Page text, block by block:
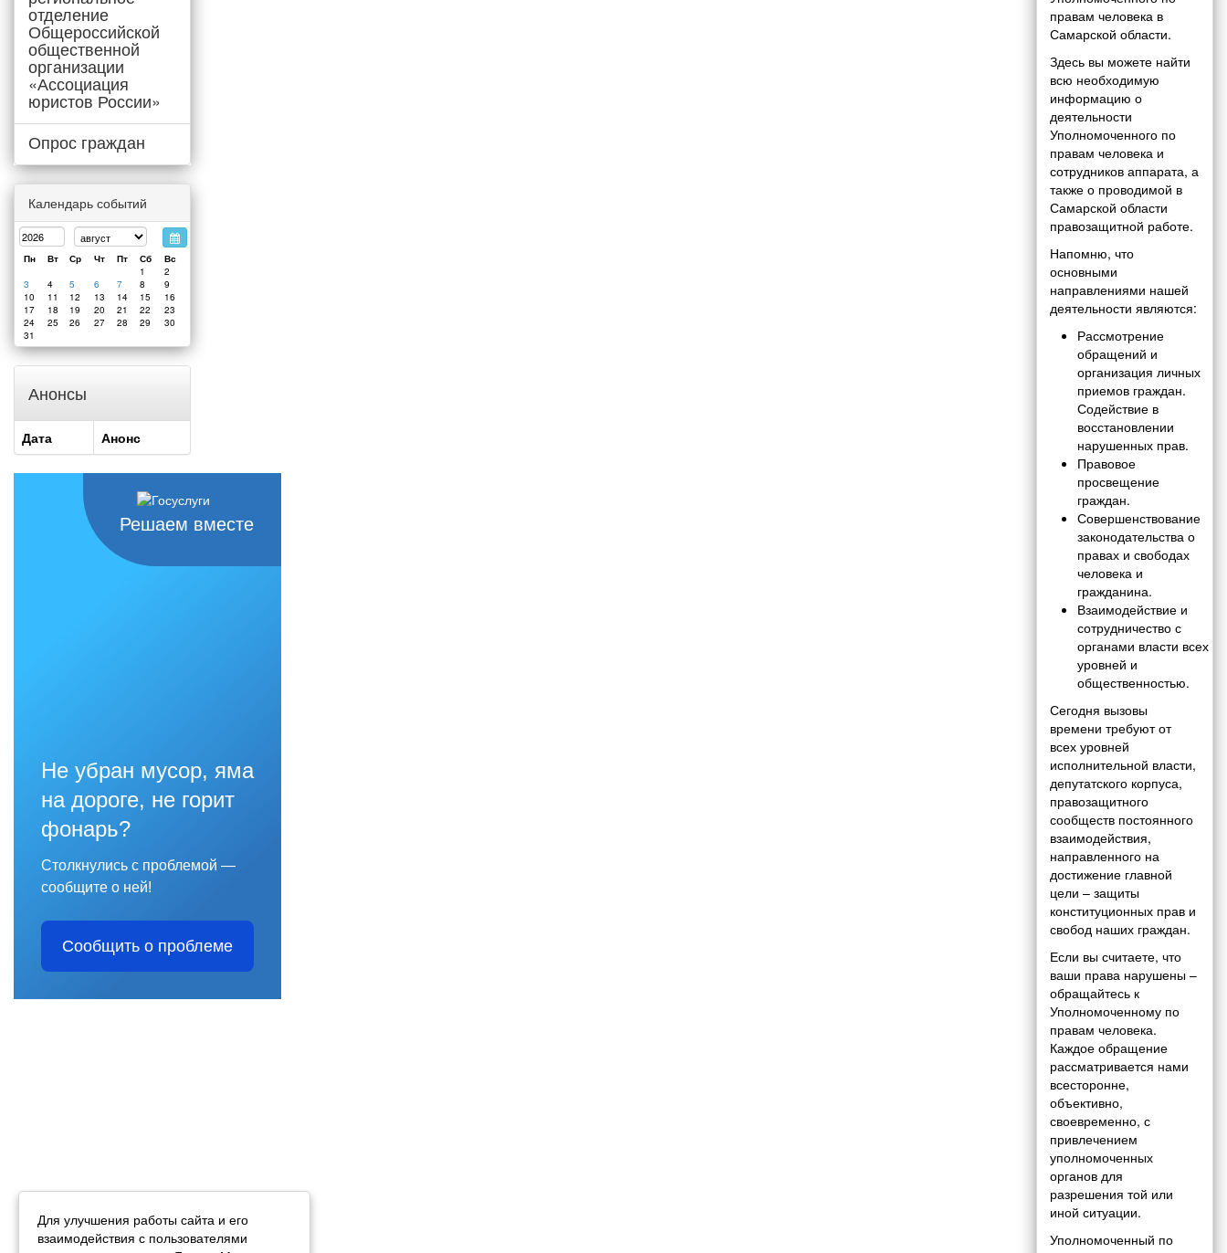
отделение
Общероссийской
общественной
организации
«Ассоциация
юристов России»
Опрос граждан
Календарь событий
Пн Вт Ср Чт Пт Сб
Вс
1
2
3
4 5 6 7 8
9
10
11 12 13 14 15
16
17
18 19 20 21 22
23
24
25 26 27 28 29
30
31
Анонсы
Дата Анонс
Решаем вместе
Не убран мусор, яма
на дороге, не горит
фонарь?
Столкнулись с проблемой —
сообщите о ней!
Сообщить о проблеме
правам человека в
Самарской области.
Здесь вы можете найти
всю необходимую
информацию о
деятельности
Уполномоченного по
правам человека и
сотрудников аппарата, а
также о проводимой в
Самарской области
правозащитной работе.
Напомню, что
основными
направлениями нашей
деятельности являются:
Рассмотрение
обращений и
организация личных
приемов граждан.
Содействие в
восстановлении
нарушенных прав.
Правовое
просвещение
граждан.
Совершенствование
законодательства о
правах и свободах
человека и
гражданина.
Взаимодействие и
сотрудничество с
органами власти всех
уровней и
общественностью.
Сегодня вызовы
времени требуют от
всех уровней
исполнительной власти,
депутатского корпуса,
правозащитного
сообществ постоянного
взаимодействия,
направленного на
достижение главной
цели – защиты
конституционных прав и
свобод наших граждан.
Если вы считаете, что
ваши права нарушены –
обращайтесь к
Уполномоченному по
правам человека.
Каждое обращение
рассматривается нами
всесторонне,
объективно,
своевременно, с
привлечением
уполномоченных
органов для
разрешения той или
иной ситуации.
Уполномоченный по
Для улучшения работы сайта и его
взаимодействия с пользователями